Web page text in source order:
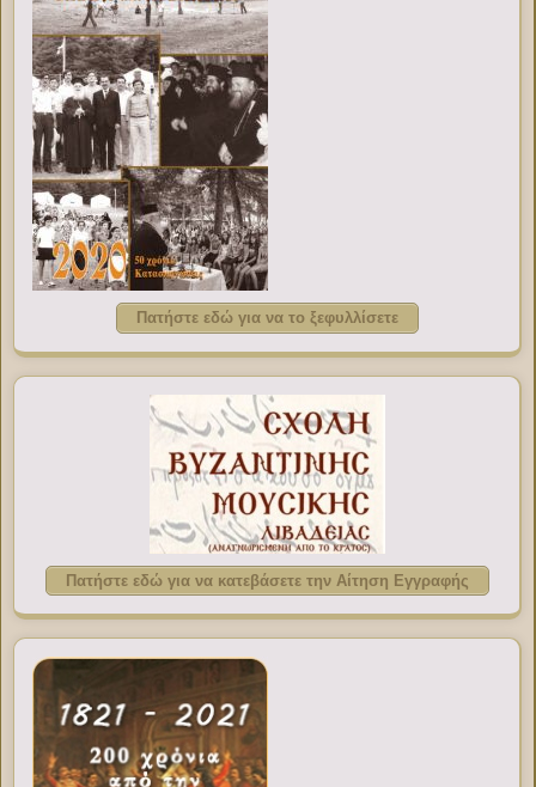
Πατήστε εδώ για να το ξεφυλλίσετε
Πατήστε εδώ για να κατεβάσετε την Αίτηση Εγγραφής